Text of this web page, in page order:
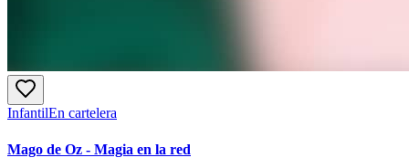
InfantilEn cartelera
Mago de Oz - Magia en la red